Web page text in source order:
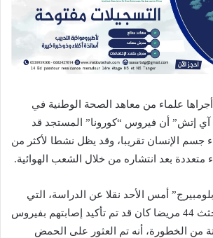
علماء من معاهد الصحة الوطنية في
آي إتش” أن فيروس “كورونا” المستجد قد
جسم الإنسان تقريبا، وقد يظل نشطا لأكثر من
بعد انتشاره من خلال الشعب الهوائية.
أمس الأحد نقلا عن الدراسة، التي
استندت إلى تشريح جثث 44 مريضا كان قد تم تأكيد إصابتهم بفيروس
من الخطورة، أنه تم العثور على الحمض